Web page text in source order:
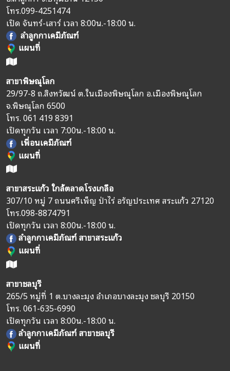
โทร.099-4251474
เปิด จันทร์-เสาร์ เวลา 8:00น.-18:00 น.
ลำลูกกาเคมีภัณฑ์
แผนที่
สาขาพิษณุโลก
29/97-8 ถ.สิงหวัฒน์ ต.ในเมืองพิษณุโลก อ.เมืองพิษณุโลก
จ.พิษณุโลก 6500
โทร.061 419 8391
เปิดทุกวัน เวลา 7:00น.-18:00 น.
เพื่อนเคมีภัณฑ์
แผนที่
สาขาสระแก้ว ใกล้ตลาดโรงเกลือ
307/10 หมู่ 7 ถนนศรีเพ็ญ ป่าไร่ อรัญประเทศ สระแก้ว 27120
โทร.098-8874791
เปิดทุกวัน เวลา 8:00น.-18:00 น.
ลำลูกกาเคมีภัณฑ์ สาขาสระแก้ว
แผนที่
สาขาชลบุรี
265/5 หมู่ที่ 1 ต.บางละมุง อำเภอบางละมุง ชลบุรี 20150
โทร.061-635-6990
เปิดทุกวัน เวลา 8:00น.-18:00 น.
ลำลูกกาเคมีภัณฑ์ สาขาชลบุรี
แผนที่